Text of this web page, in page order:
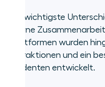
Der wichtigste
interne
Plattformen wurden
Interaktionen und ein
Studenten entwickelt.